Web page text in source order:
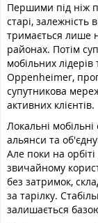
Першими під ніж
старі, залежність
тримається лише
районах. Потім
мобільних
Oppenheimer,
супутникова
активних клієнтів.
Локальні
альянси та
Але поки на орбіті
звичайному
без затримок,
за тарілку.
залишається